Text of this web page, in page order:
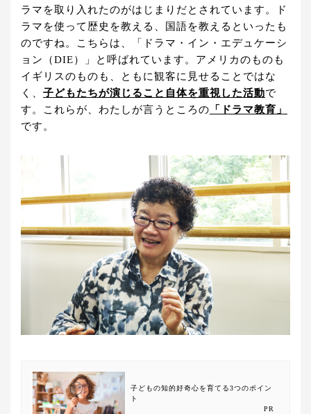
ラマを取り入れたのがはじまりだとされています。ド
ラマを使って歴史を教える、国語を教えるといったも
のですね。こちらは、「ドラマ・イン・エデュケーシ
ョン（DIE）」と呼ばれています。アメリカのものも
イギリスのものも、ともに観客に見せることではな
く、 子どもたちが演じること自体を重視した活動で
す。これらが、わたしが言うところの 「ドラマ教育」
です。
子どもの知的好奇心を育てる3つのポイン
ト
PR